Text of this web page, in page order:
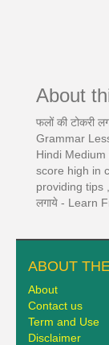
About
फलों की टोकरी
Grammar
Hindi
score high in
providing tips
लगाये - Learn
ABOUT
About
Contact us
Term and Use
Disclaimer